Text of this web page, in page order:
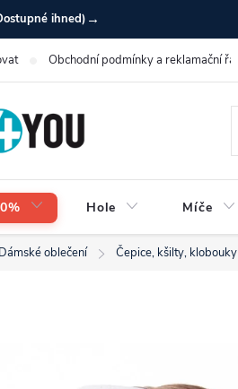
ihned) →
Obchodní podmínky a reklamační řád
Hole Míče
Dámské oblečení Čepice, kšilty, klobouky